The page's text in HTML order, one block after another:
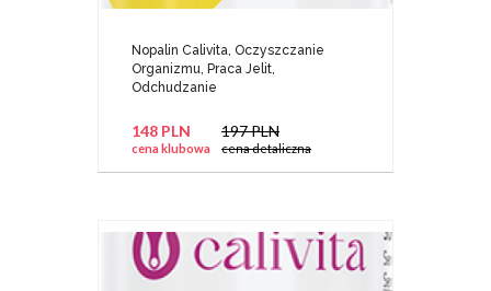
Nopalin Calivita, Oczyszczanie
Organizmu, Praca Jelit,
Odchudzanie
148 PLN
cena klubowa
197 PLN
cena detaliczna